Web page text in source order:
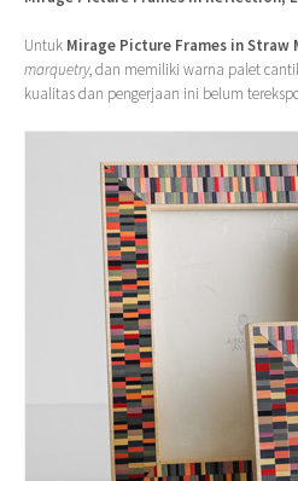
Untuk Mirage Picture Frames in Straw
marquetry, dan memiliki warna palet
kualitas dan pengerjaan ini belum